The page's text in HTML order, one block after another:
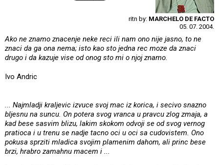
ritn by: MARCHELO DE FACTO
05. 07. 2004.
Ako ne znamo znacenje neke reci ili nam ono nije jasno, to ne
znaci da ga ona nema; isto kao sto jedna rec moze da znaci
drugo i da kazuje vise od onog sto mi o njoj znamo.
Ivo Andric
... Najmladji kraljevic izvuce svoj mac iz korica, i secivo snazno
bljesnu na suncu. On potera svog vranca u pravcu zlog zmaja, a
kad bese sasvim blizu, lakim skokom odvoji se od svog vernog
pratioca i u trenu se nadje tacno oci u oci sa cudovistem. Ono
pokusa sprziti mladica svojim plamenim dahom, ali princ bese
brzi, hrabro zamahnu macem i ...